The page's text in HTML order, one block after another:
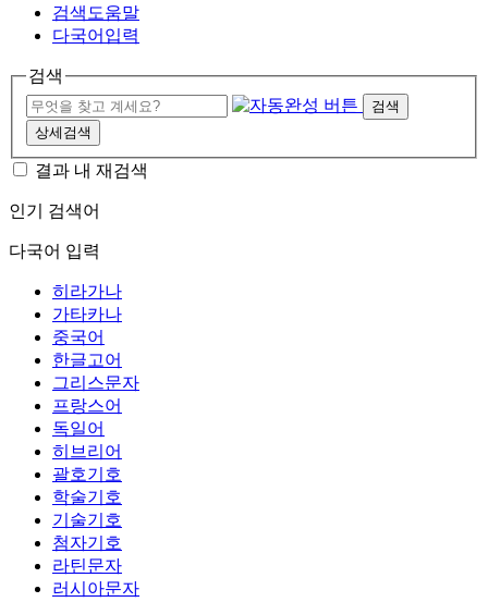
검색도움말
다국어입력
검색
검색
상세검색
결과 내 재검색
인기 검색어
다국어 입력
히라가나
가타카나
중국어
한글고어
그리스문자
프랑스어
독일어
히브리어
괄호기호
학술기호
기술기호
첨자기호
라틴문자
러시아문자